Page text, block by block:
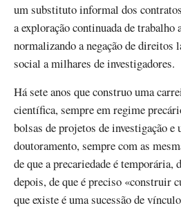
um substituto informal dos
a exploração continuada de
normalizando a negação de direitos
social a milhares de investigadores.
Há sete anos que construo uma
científica, sempre em regime
bolsas de projetos de investigação e
doutoramento, sempre com as
de que a precariedade é temporária,
depois, de que é preciso «construir
que existe é uma sucessão de